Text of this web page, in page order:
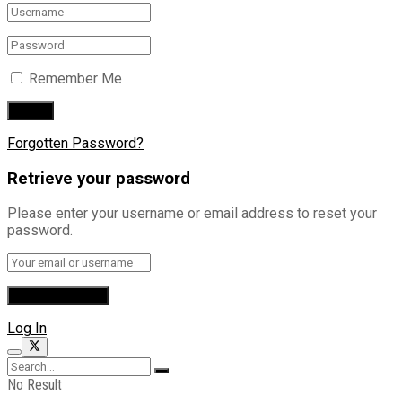
Remember Me
Forgotten Password?
Retrieve your password
Please enter your username or email address to reset your
password.
Log In
No Result